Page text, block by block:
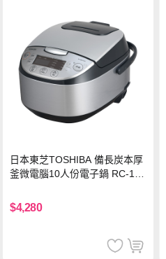
日本東芝TOSHIBA 備長炭本厚
釜微電腦10人份電子鍋 RC-18
$4,280